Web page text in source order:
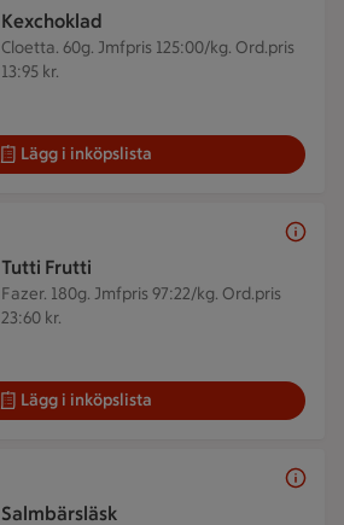
Kexchoklad
Cloetta. 60g. Jmfpris 125:00/kg. Ord.pris
13:95 kr.
Lägg i inköpslista
Tutti Frutti
Fazer. 180g. Jmfpris 97:22/kg. Ord.pris
23:60 kr.
Lägg i inköpslista
Salmbärsläsk